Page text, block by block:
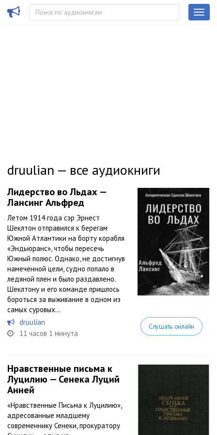
druulian — все аудиокниги
Лидерство во Льдах —
Лансинг Альфред
Летом 1914 года сэр Эрнест
Шеклтон отправился к берегам
Южной Атлантики на борту корабля
«Эндьюранс», чтобы пересечь
Южный полюс. Однако, не достигнув
намеченной цели, судно попало в
ледяной плен и было раздавлено.
Шеклтону и его команде пришлось
бороться за выживание в одном из
самых суровых...
druulian
11 часов 1 минута
Слушать онлайн
Нравственные письма к
Луцилию — Сенека Луций
Анней
«Нравственные Письма к Луцилию»,
адресованные младшему
современнику Сенеки, прокуратору